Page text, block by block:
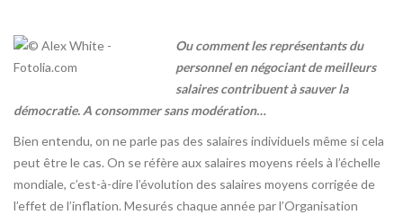
Ou comment les représentants du
personnel en négociant de meilleurs
salaires contribuent à sauver la
démocratie. A consommer sans modération…
Bien entendu, on ne parle pas des salaires individuels même si cela
peut être le cas. On se réfère aux salaires moyens réels à l’échelle
mondiale, c’est-à-dire l’évolution des salaires moyens corrigée de
l’effet de l’inflation. Mesurés chaque année par l’Organisation